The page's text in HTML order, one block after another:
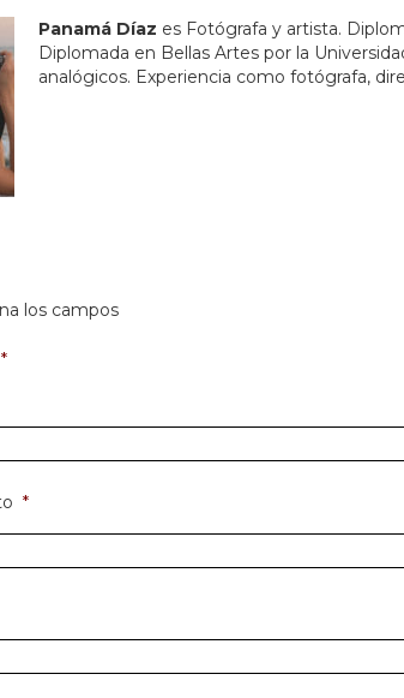
Panamá Díaz es Fotógrafa y artista.
Diplomada en Bellas Artes por la
analógicos. Experiencia como fotógrafa,
los campos
*
*